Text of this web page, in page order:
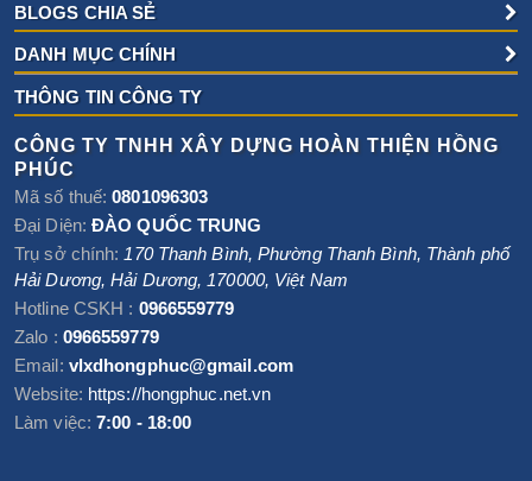
BLOGS CHIA SẺ
DANH MỤC CHÍNH
THÔNG TIN CÔNG TY
CÔNG TY TNHH XÂY DỰNG HOÀN THIỆN HỒNG
PHÚC
Mã số thuế:0801096303
Đại Diện: ĐÀO QUỐC TRUNG
Trụ sở chính: 170 Thanh Bình, Phường Thanh Bình, Thành phố
Hải Dương,Hải Dương, 170000, Việt Nam
Hotline CSKH : 0966559779
Zalo : 0966559779
Email: vlxdhongphuc@gmail.com
Website: https://hongphuc.net.vn
Làm việc: 7:00 - 18:00